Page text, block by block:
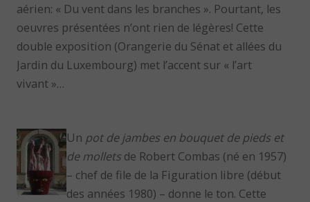
aérien: « Du vent dans les branches ». Pourtant, les
oeuvres présentées n’ont rien de légères! Cette
double exposition (Orangerie du Sénat et allées du
Jardin du Luxembourg) met l’accent sur « l’art
vivant »…
Un pot de jambes en bouquet de pieds et
de mollets de Robert Combas (né en 1957)
– chef de file de la Figuration libre (début
des années 1980) – donne le ton. Cette